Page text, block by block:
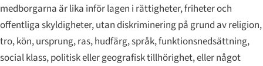
medborgarna är lika inför lagen i rättigheter, friheter och
offentliga skyldigheter, utan diskriminering på grund av religion,
tro, kön, ursprung, ras, hudfärg, språk, funktionsnedsättning,
social klass, politisk eller geografisk tillhörighet, eller något